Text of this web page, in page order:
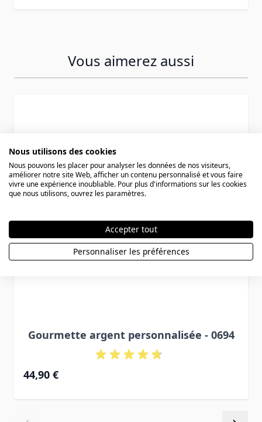
Vous aimerez aussi
Gourmette argent personnalisée - 0694
À partir de
44,90 €
Nous utilisons des cookies
Nous pouvons les placer pour analyser les données de nos visiteurs,
améliorer notre site Web, afficher un contenu personnalisé et vous faire
vivre une expérience inoubliable. Pour plus d'informations sur les cookies
que nous utilisons, ouvrez les paramètres.
Accepter tout
Personnaliser les préférences